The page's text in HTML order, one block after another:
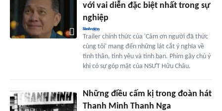
với vai diễn đặc biệt nhất trong sự
nghiệp
Trailer chính thức của 'Cảm ơn người đã thức
cùng tôi' mang đến những lát cắt ý nghĩa về
tình thân, tình yêu và tình bạn. Phim gây chú ý
khi có sự góp mặt của NSƯT Hữu Châu.
Những điều cấm kị trong đoàn hát
Thanh Minh Thanh Nga